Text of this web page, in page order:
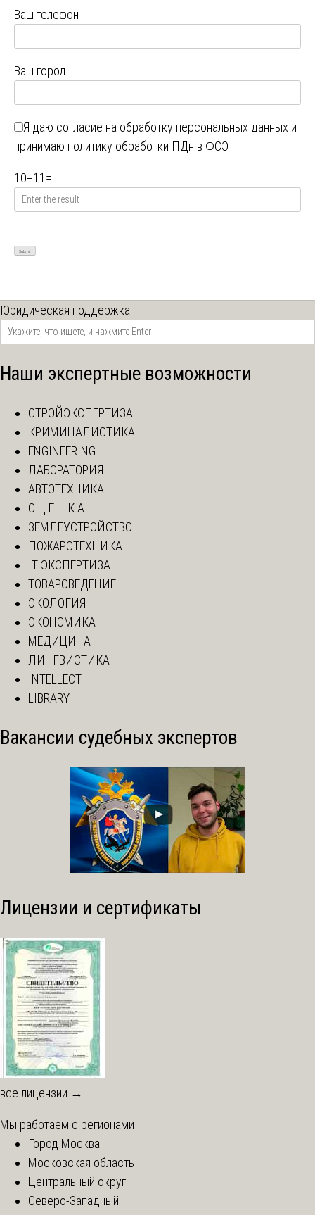
Ваш телефон
Ваш город
Я даю согласие на обработку персональных данных и
принимаю политику обработки ПДн в ФСЭ
10+11 =
Юридическая поддержка
Наши экспертные возможности
СТРОЙЭКСПЕРТИЗА
КРИМИНАЛИСТИКА
ENGINEERING
ЛАБОРАТОРИЯ
АВТОТЕХНИКА
О Ц Е Н К А
ЗЕМЛЕУСТРОЙСТВО
ПОЖАРОТЕХНИКА
IT ЭКСПЕРТИЗА
ТОВАРОВЕДЕНИЕ
ЭКОЛОГИЯ
ЭКОНОМИКА
МЕДИЦИНА
ЛИНГВИСТИКА
INTELLECT
LIBRARY
Вакансии судебных экспертов
Лицензии и сертификаты
все лицензии →
Мы работаем с регионами
Город Москва
Московская область
Центральный округ
Северо-Западный